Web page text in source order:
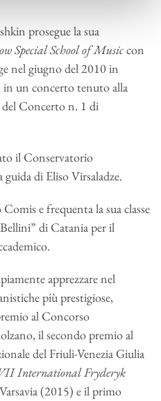
prosegue la sua
Special School of Musiccon
nel giugno del 2010 in
in un concerto tenuto alla
del Concerto n. 1 di
il Conservatorio
di Eliso Virsaladze.
e frequenta la sua classe
di Catania per il
apprezzare nel
più prestigiose,
al Concorso
il secondo premio al
del Friuli-Venezia Giulia
International Fryderyk
(2015) e il primo